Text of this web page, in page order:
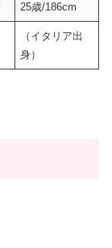
25歳/186cm
（イタリア出
身）